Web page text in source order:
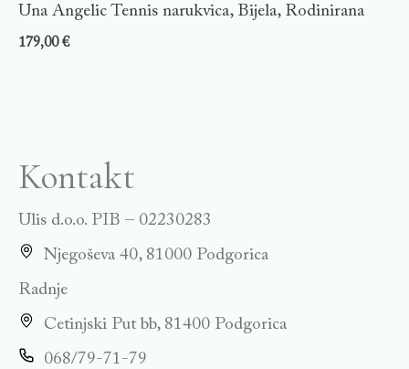
Una Angelic Tennis narukvica, Bijela, Rodinirana
179,00€
Kontakt
Ulis d.o.o. PIB – 02230283
Njegoševa 40, 81000 Podgorica
Radnje
Cetinjski Put bb, 81400 Podgorica
068/79-71-79